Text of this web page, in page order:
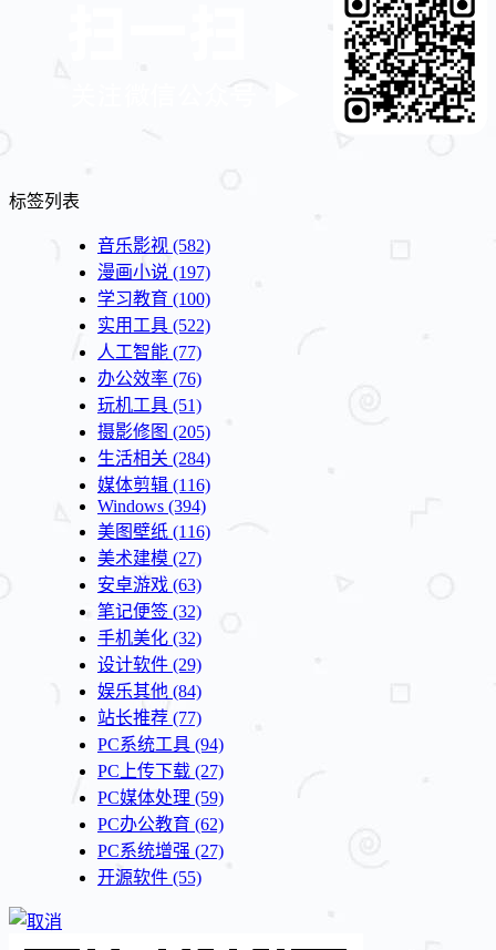
标签列表
音乐影视 (582)
漫画小说 (197)
学习教育 (100)
实用工具 (522)
人工智能 (77)
办公效率 (76)
玩机工具 (51)
摄影修图 (205)
生活相关 (284)
媒体剪辑 (116)
Windows (394)
美图壁纸 (116)
美术建模 (27)
安卓游戏 (63)
笔记便签 (32)
手机美化 (32)
设计软件 (29)
娱乐其他 (84)
站长推荐 (77)
PC系统工具 (94)
PC上传下载 (27)
PC媒体处理 (59)
PC办公教育 (62)
PC系统增强 (27)
开源软件 (55)